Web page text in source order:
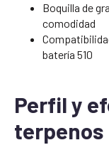
Boquilla de
comodidad
batería 510
Perfil y
terpenos